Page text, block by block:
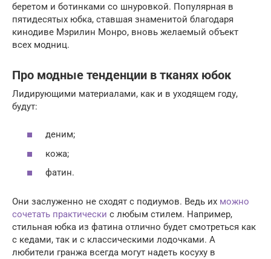
беретом и ботинками со шнуровкой. Популярная в
пятидесятых юбка, ставшая знаменитой благодаря
кинодиве Мэрилин Монро, вновь желаемый объект
всех модниц.
Про модные тенденции в тканях юбок
Лидирующими материалами, как и в уходящем году,
будут:
деним;
кожа;
фатин.
Они заслуженно не сходят с подиумов. Ведь их можно
сочетать практически с любым стилем. Например,
стильная юбка из фатина отлично будет смотреться как
с кедами, так и с классическими лодочками. А
любители гранжа всегда могут надеть косуху в